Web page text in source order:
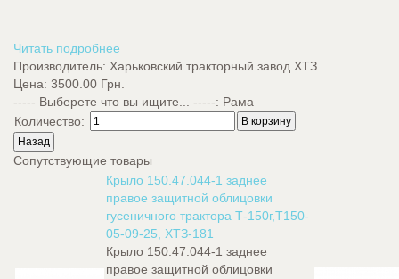
Читать подробнее
Производитель: Харьковский тракторный завод ХТЗ
Цена: 3500.00 Грн.
----- Выберете что вы ищите... -----: Рама
Количество:
Сопутствующие товары
Крыло 150.47.044-1 заднее
правое защитной облицовки
гусеничного трактора Т-150г,Т150-
05-09-25, ХТЗ-181
Крыло 150.47.044-1 заднее
правое защитной облицовки